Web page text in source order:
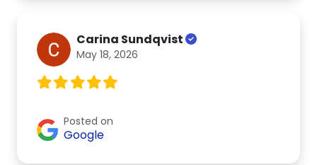
Carina Sundqvist
May 18, 2026
Posted on
Google